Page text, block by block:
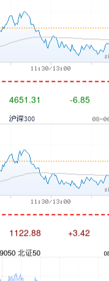
4651.31 -6.85
1122.88 +3.42